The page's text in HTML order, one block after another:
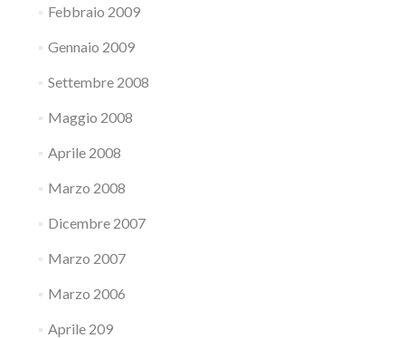
Febbraio 2009
Gennaio 2009
Settembre 2008
Maggio 2008
Aprile 2008
Marzo 2008
Dicembre 2007
Marzo 2007
Marzo 2006
Aprile 209